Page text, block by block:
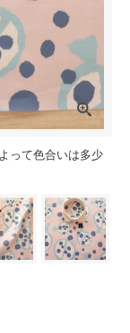
って色合いは多少